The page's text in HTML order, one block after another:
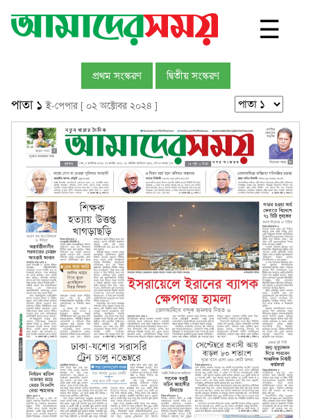
☰
প্রথম সংস্করণ দ্বিতীয় সংস্করণ
পাতা ১ই-পেপার [ ০২ অক্টোবর ২০২৪ ]